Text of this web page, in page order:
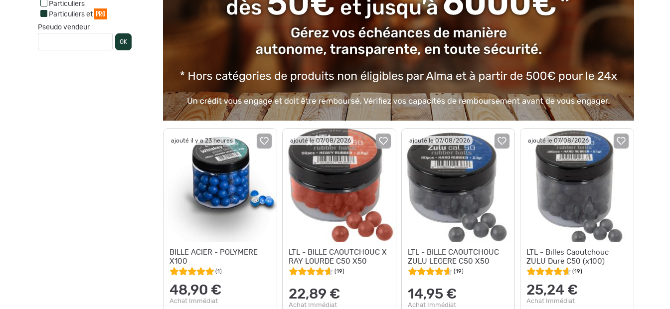
Particuliers
Particuliers et PRO
Pseudo vendeur
OK
ajouté il y a 23 heures
BILLE ACIER - POLYMERE
X100
(1 )
48,90 €
Achat Immédiat
ajouté le 07/08/2026
LTL - BILLE CAOUTCHOUC X
RAY LOURDE C50 X50
(19)
22,89 €
Achat Immédiat
ajouté le 07/08/2026
LTL - BILLE CAOUTCHOUC
ZULU LEGERE C50 X50
(19)
14,95 €
Achat Immédiat
ajouté le 07/08/2026
LTL - Billes Caoutchouc
ZULU Dure C50 (x100)
(19)
25,24 €
Achat Immédiat